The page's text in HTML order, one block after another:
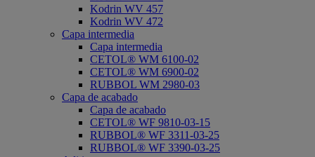
Kodrin WV 457
Kodrin WV 472
Capa intermedia
Capa intermedia
CETOL® WM 6100-02
CETOL® WM 6900-02
RUBBOL WM 2980-03
Capa de acabado
Capa de acabado
CETOL® WF 9810-03-15
RUBBOL® WF 3311-03-25
RUBBOL® WF 3390-03-25